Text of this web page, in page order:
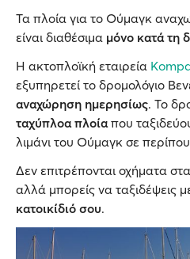
Τα πλοία για το Oύμαγκ
είναι διαθέσιμα μόνο κατά τη
Η ακτοπλοϊκή εταιρεία
εξυπηρετεί το δρομολόγιο
αναχώρηση ημερησίως. Το
ταχύπλοα πλοίαπου
λιμάνι του Ούμαγκ σε περίπου
Δεν επιτρέπονται οχήματα στα
αλλά μπορείς να ταξιδέψεις
κατοικίδιό σου.